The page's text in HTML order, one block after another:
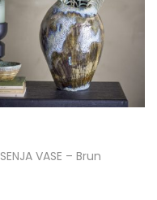
SENJA VASE – Brun